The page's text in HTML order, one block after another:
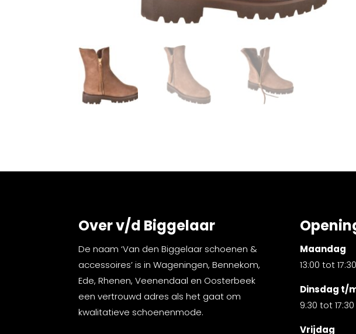
Over v/d Biggelaar
De naam ‘Van den Biggelaar schoenen &
accessoires’ is in Wageningen, Bennekom,
Ede, Rhenen, Veenendaal en Oosterbeek
een vertrouwd adres als het gaat om
kwalitatieve schoenenmode.
Maandag
13:00 tot
Dinsdag t/
9:30 tot
Vrijdag